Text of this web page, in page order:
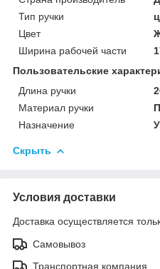
Тип ручки
Цвет
Ширина рабочей части
Пользовательские
Длина ручки
Материал ручки
Назначение
Скрыть
Условия доставки
Доставка осуществляется
Самовывоз
Транспортная компания